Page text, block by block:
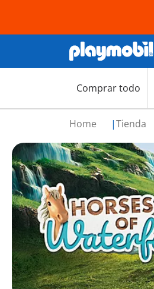
Comprar todo
Home Tienda